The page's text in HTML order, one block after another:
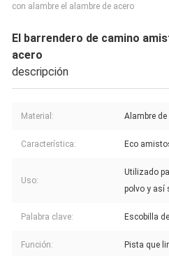
con alambre el alambre de acero
El barrendero de camino
acero
descripción
Material: Alambre de
Característica: Eco
Uso:
Utilizado
polvo y así
Palabra clave: Escobilla
Función: Pista que